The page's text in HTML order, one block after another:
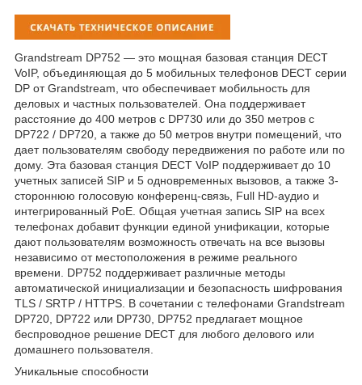
Grandstream DP752 — это мощная базовая станция DECT
VoIP, объединяющая до 5 мобильных телефонов DECT серии
DP от Grandstream, что обеспечивает мобильность для
деловых и частных пользователей. Она поддерживает
расстояние до 400 метров с DP730 или до 350 метров с
DP722 / DP720, а также до 50 метров внутри помещений, что
дает пользователям свободу передвижения по работе или по
дому. Эта базовая станция DECT VoIP поддерживает до 10
учетных записей SIP и 5 одновременных вызовов, а также 3-
стороннюю голосовую конференц-связь, Full HD-аудио и
интегрированный PoE. Общая учетная запись SIP на всех
телефонах добавит функции единой унификации, которые
дают пользователям возможность отвечать на все вызовы
независимо от местоположения в режиме реального
времени. DP752 поддерживает различные методы
автоматической инициализации и безопасность шифрования
TLS / SRTP / HTTPS. В сочетании с телефонами Grandstream
DP720, DP722 или DP730, DP752 предлагает мощное
беспроводное решение DECT для любого делового или
домашнего пользователя.
Уникальные способности